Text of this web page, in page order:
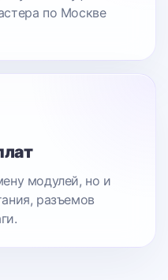
по Москве
модулей, но и
разъемов